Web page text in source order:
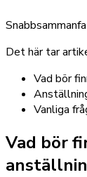
Det här tar
Vad bör
Vanliga
Vad bör